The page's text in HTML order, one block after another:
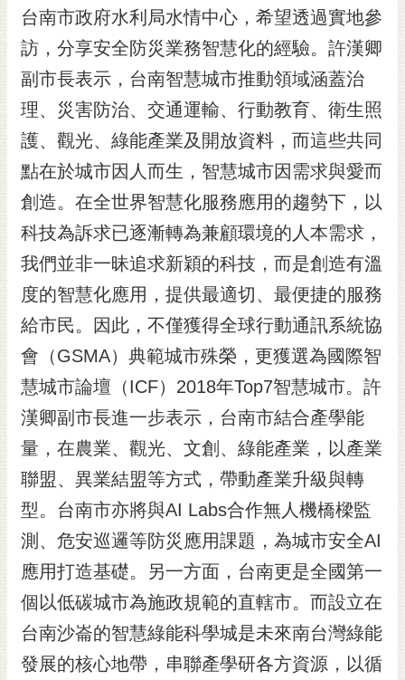
報
市
信
箱
English
日
本
隱
私
權
及
安
全
政
策
網
資
料
放
宣
告
市
府
交
台南市政府水利局水情中心，希望透過實地參
訪，分享安全防災業務智慧化的經驗。許漢卿
副市長表示，台南智慧城市推動領域涵蓋治
理、災害防治、交通運輸、行動教育、衛生照
護、觀光、綠能產業及開放資料，而這些共同
點在於城市因人而生，智慧城市因需求與愛而
創造。在全世界智慧化服務應用的趨勢下，以
科技為訴求已逐漸轉為兼顧環境的人本需求，
我們並非一昧追求新穎的科技，而是創造有溫
度的智慧化應用，提供最適切、最便捷的服務
給市民。因此，不僅獲得全球行動通訊系統協
會（GSMA）典範城市殊榮，更獲選為國際智
慧城市論壇（ICF）2018年Top7智慧城市。許
漢卿副市長進一步表示，台南市結合產學能
量，在農業、觀光、文創、綠能產業，以產業
聯盟、異業結盟等方式，帶動產業升級與轉
型。台南市亦將與AI Labs合作無人機橋樑監
測、危安巡邏等防災應用課題，為城市安全AI
應用打造基礎。另一方面，台南更是全國第一
個以低碳城市為施政規範的直轄市。而設立在
台南沙崙的智慧綠能科學城是未來南台灣綠能
發展的核心地帶，串聯產學研各方資源，以循